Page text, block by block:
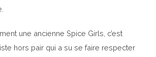
une ancienne Spice Girls, c’est
hors pair qui a su se faire respecter